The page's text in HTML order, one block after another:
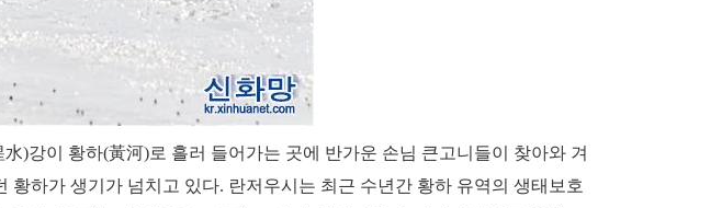
)강이 황하(黃河)로 흘러 들어가는 곳에 반가운 손님 큰고니들이 찾아와 겨
하가 생기가 넘치고 있다. 란저우시는 최근 수년간 황하 유역의 생태보호